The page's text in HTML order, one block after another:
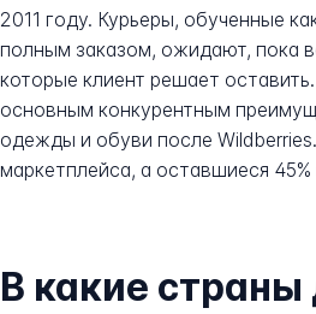
2011 году. Курьеры, обученные
полным заказом, ожидают, пока
которые клиент решает
основным конкурентным
одежды и обуви после
маркетплейса, а оставшиеся
В какие страны